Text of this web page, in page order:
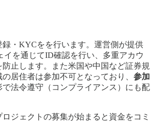
・KYCをを行います。運営側が提供
イを通じてID確認を行い、多重アカウ
防止します。また米国や中国など証券規
居住者は参加不可となっており、 参加
で法令遵守（コンプライアンス）にも配
ジェクトの募集が始まると資金をコミ